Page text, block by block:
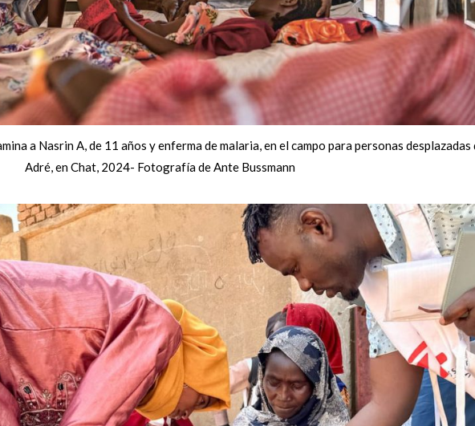
a Nasrin A, de 11 años y enferma de malaria, en el campo para personas desplazadas
Adré, en Chat, 2024- Fotografía de Ante Bussmann